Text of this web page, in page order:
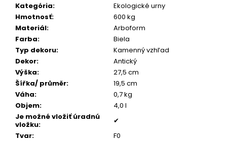
Kategória:
Ekologické urny
Hmotnosť:
600 kg
Materiál:
Arboform
Farba:
Biela
Typ dekoru:
Kamenný vzhľad
Dekor:
Antický
Výška:
27,5 cm
Šířka/ průměr:
19,5 cm
Váha:
0,7 kg
Objem:
4,0 l
Je možné vložiť úradnú
vložku:
✔
Tvar: F0
ú
č
a
m
e
PÁNSKY
TOMMY
ŠNÚROVÝ
NÁRAMOK
€160